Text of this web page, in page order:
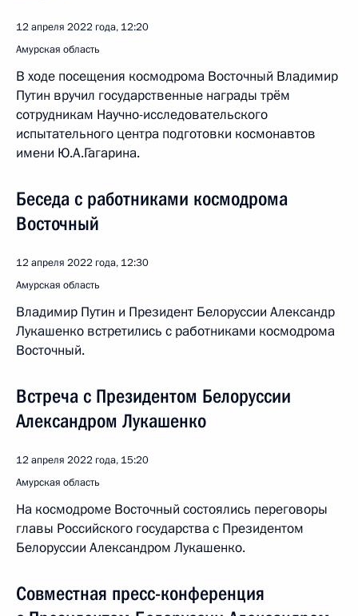
12 апреля 2022 года, 12:20
Амурская область
В ходе посещения космодрома Восточный Владимир
Путин вручил государственные награды трём
сотрудникам Научно-исследовательского
испытательного центра подготовки космонавтов
имени Ю.А.Гагарина.
Беседа с работниками космодрома
Восточный
12 апреля 2022 года, 12:30
Амурская область
Владимир Путин и Президент Белоруссии Александр
Лукашенко встретились с работниками космодрома
Восточный.
Встреча с Президентом Белоруссии
Александром Лукашенко
12 апреля 2022 года, 15:20
Амурская область
На космодроме Восточный состоялись переговоры
главы Российского государства с Президентом
Белоруссии Александром Лукашенко.
Совместная пресс-конференция